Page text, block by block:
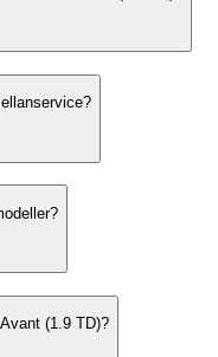
(1.9 TD)?